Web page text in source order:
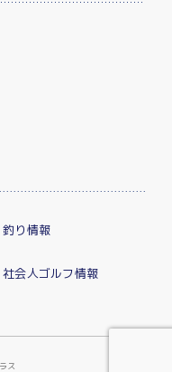
釣り情報
社会人ゴルフ情報
ス